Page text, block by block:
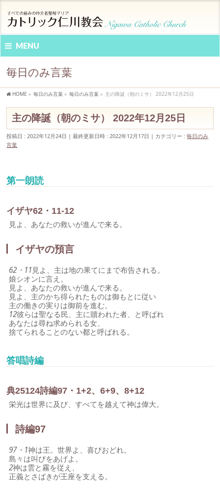
MENU
毎日のみ言葉
HOME » 毎日のみ言葉 » 毎日のみ言葉 » 主の降誕（朝のミサ） 2022年12月25日
主の降誕（朝のミサ） 2022年12月25日
投稿日 : 2022年12月24日 最終更新日時 : 2022年12月17日 カテゴリー :毎日のみ
言葉
第一朗読
イザヤ62・11-12
見よ、あなたの救いが進んで来る。
イザヤの預言
62・11見よ、主は地の果てにまで布告される。
娘シオンに言え。
見よ、あなたの救いが進んで来る。
見よ、主のかち得られたものは御もとに従い
主の働きの実りは御前を進む。
12彼らは聖なる民、主に贖われた者、と呼ばれ
あなたは尋ね求められる女、
捨てられることのない都と呼ばれる。
答唱詩編
典25124詩編97・1+2、6+9、8+12
栄光は世界に及び、すべてを越えて神は偉大。
詩編97
97・1神は王。世界よ、喜びおどれ。
島々は叫びをあげよ。
2神は雲と霧を従え、
正義とさばきが王座を支える。